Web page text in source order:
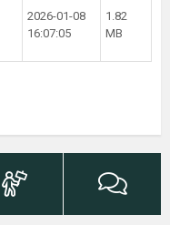
2026-01-08
16:07:05
1.82
MB